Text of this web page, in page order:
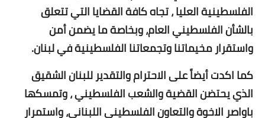
الفلسطينية العليا ، تجاه كافة القضايا التي تتعلق
بالشأن الفلسطيني العام، وبخاصة ما يضمن أمن
واستقرار مخيماتنا وتجمعاتنا الفلسطينية في لبنان.
كما اكدت أيضاً على الاحترام والتقدير للبنان الشقيق
الذي يحتضن القضية والشعب الفلسطيني ، وتمسكها
باواصر الاخوة والتعاون الفلسطيني اللبناني، واستمرار